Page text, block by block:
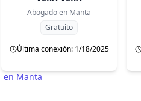
Abogado en Manta
Gratuito
Última conexión: 1/18/2025
en Manta